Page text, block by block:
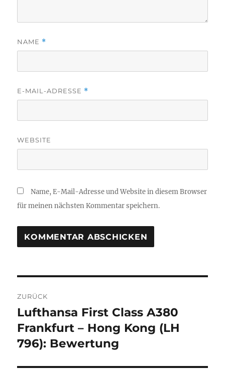
NAME *
E-MAIL-ADRESSE *
WEBSITE
Name, E-Mail-Adresse und Website in diesem Browser
für meinen nächsten Kommentar speichern.
ZURÜCK
Vorheriger
Beitrag:
Lufthansa First Class A380
Frankfurt – Hong Kong (LH
796): Bewertung